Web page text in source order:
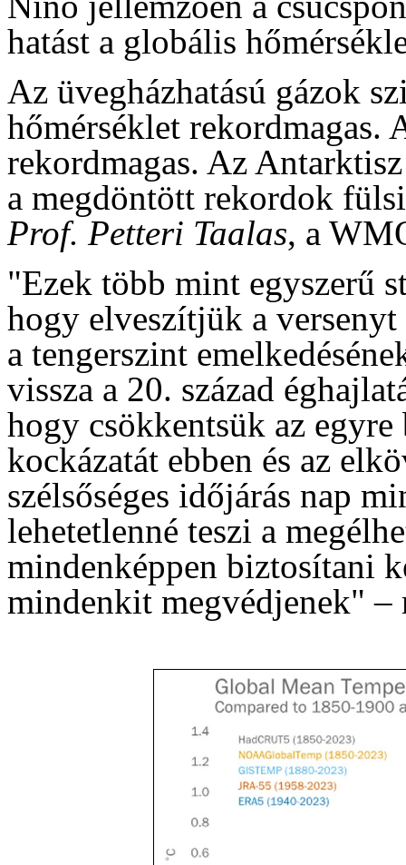
hatást a globális
Az üvegházhatású gázok
hőmérséklet rekordmagas.
rekordmagas. Az
a megdöntött rekordok
Prof. Petteri Taalas, a
"Ezek több mint egyszerű
hogy elveszítjük a versenyt
a tengerszint
vissza a 20. század
hogy csökkentsük az
kockázatát ebben és az
szélsőséges időjárás nap
lehetetlenné teszi a
mindenképpen biztosítani
mindenkit megvédjenek" –